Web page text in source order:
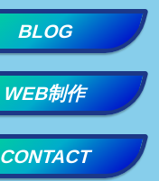
BLOG
WEB制作
CONTACT